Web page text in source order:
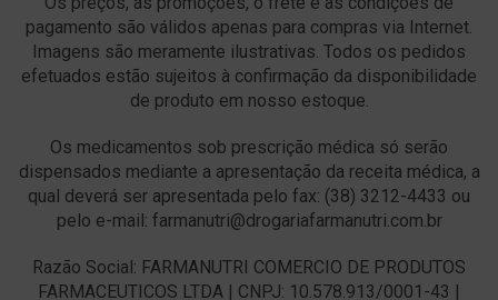
pagamento são válidos apenas para compras via Internet.
Imagens são meramente ilustrativas. Todos os pedidos
efetuados estão sujeitos à confirmação da disponibilidade
de produto em nosso estoque.
Os medicamentos sob prescrição médica só serão
dispensados mediante a apresentação da receita médica, a
qual deverá ser apresentada pelo fax: (38) 3212-4433 ou
pelo e-mail: farmanutri@drogariafarmanutri.com.br
Razão Social: FARMANUTRI COMERCIO DE PRODUTOS
FARMACEUTICOS LTDA | CNPJ: 10.578.913/0001-43 |